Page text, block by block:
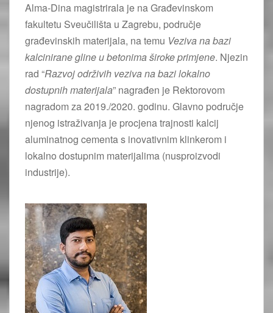
Alma-Dina magistrirala je na Građevinskom
fakultetu Sveučilišta u Zagrebu, područje
građevinskih materijala, na temu Veziva na bazi
kalcinirane gline u betonima široke primjene. Njezin
rad “Razvoj održivih veziva na bazi lokalno
dostupnih materijala” nagrađen je Rektorovom
nagradom za 2019./2020. godinu. Glavno područje
njenog istraživanja je procjena trajnosti kalcij
aluminatnog cementa s inovativnim klinkerom i
lokalno dostupnim materijalima (nusproizvodi
industrije).